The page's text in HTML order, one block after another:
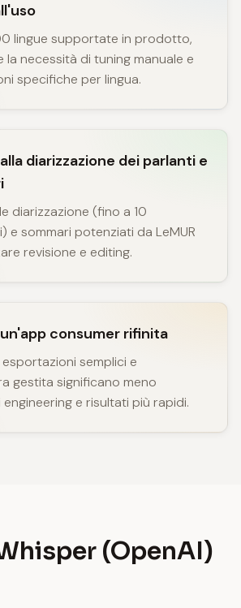
lingue supportate in prodotto,
la necessità di tuning manuale e
specifiche per lingua.
diarizzazione dei parlanti e
diarizzazione (fino a 10
e sommari potenziati da LeMUR
revisione e editing.
consumer rifinita
semplici e
gestita significano meno
e risultati più rapidi.
(OpenAI)